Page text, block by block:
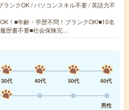
ランクOK / パソコンスキル不要 / 英語力不
！■年齢・学歴不問！ブランクOK!■10名
歴書不要■社会保険完…
30代 40代 50代
60代
男性